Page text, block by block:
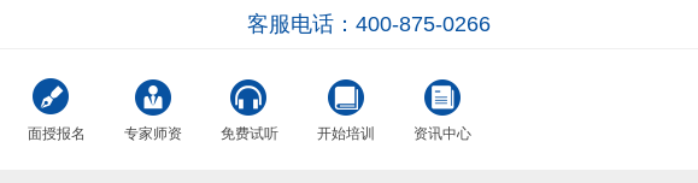
客服电话：400-875-0266
面授报名 专家师资 免费试听 开始培训 资讯中心